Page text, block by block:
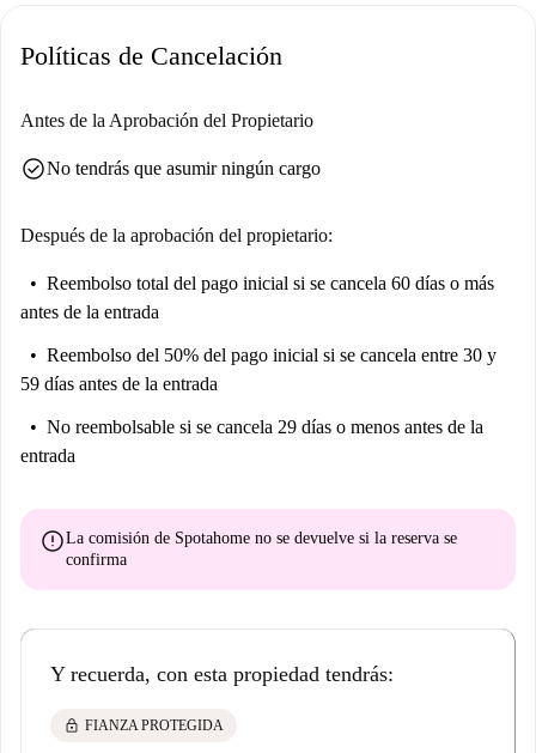
Ludogorez también están cerca, lo que facilita las compras diarias.
Políticas de Cancelación
Antes de la Aprobación del Propietario
check_circleNo tendrás que asumir ningún cargo
Después de la aprobación del propietario:
Reembolso total del pago inicial si se cancela 60 días o más
antes de la entrada
Reembolso del 50% del pago inicial si se cancela entre 30 y
59 días antes de la entrada
No reembolsable si se cancela 29 días o menos antes de la
entrada
errorLa comisión de Spotahome no se devuelve si la reserva se
confirma
Y recuerda, con esta propiedad tendrás:
lock FIANZA PROTEGIDA